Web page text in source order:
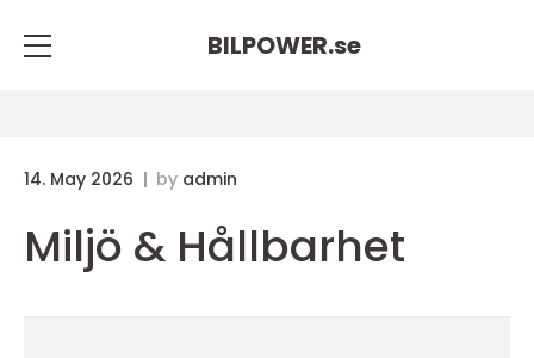
BILPOWER.se
14. May 2026 by admin
Miljö & Hållbarhet